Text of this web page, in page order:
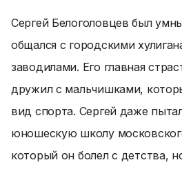
Сергей Белоголовцев был
общался с городскими
заводилами. Его главная
дружил с мальчишками,
вид спорта. Сергей даже
юношескую школу
который он болел с детства,